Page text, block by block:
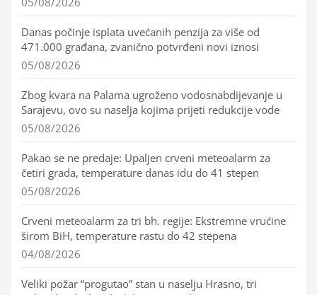
Danas počinje isplata uvećanih penzija za više od
471.000 građana, zvanično potvrđeni novi iznosi
05/08/2026
Zbog kvara na Palama ugroženo vodosnabdijevanje u
Sarajevu, ovo su naselja kojima prijeti redukcije vode
05/08/2026
Pakao se ne predaje: Upaljen crveni meteoalarm za
četiri grada, temperature danas idu do 41 stepen
05/08/2026
Crveni meteoalarm za tri bh. regije: Ekstremne vrućine
širom BiH, temperature rastu do 42 stepena
04/08/2026
Veliki požar “progutao” stan u naselju Hrasno, tri